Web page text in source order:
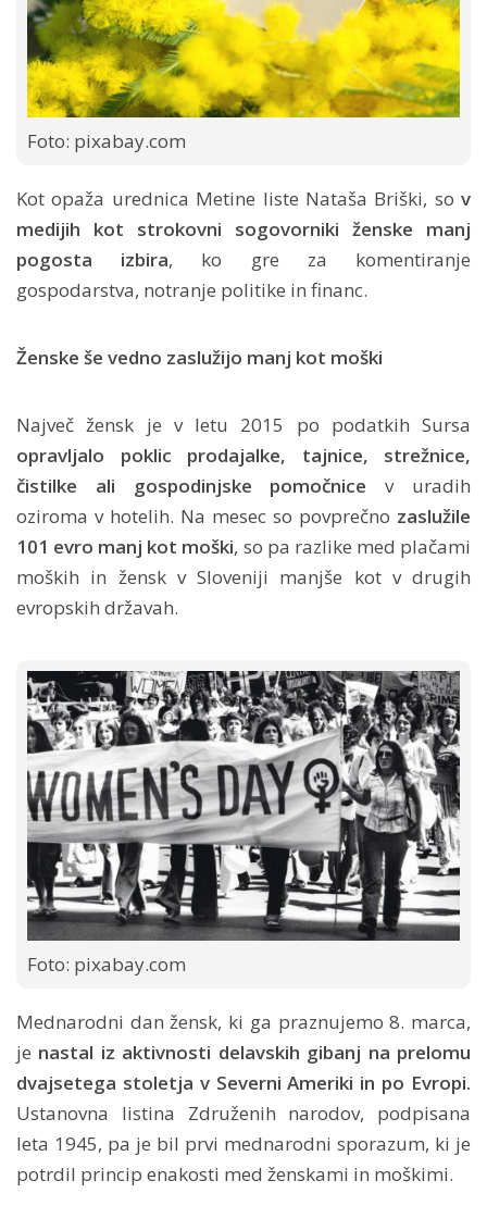
Foto: pixabay.com
Kot opaža urednica Metine liste Nataša Briški, so v
medijih kot strokovni sogovorniki ženske manj
pogosta izbira, ko gre za komentiranje
gospodarstva, notranje politike in financ.
Ženske še vedno zaslužijo manj kot moški
Največ žensk je v letu 2015 po podatkih Sursa
opravljalo poklic prodajalke, tajnice, strežnice,
čistilke ali gospodinjske pomočnice v uradih
oziroma v hotelih. Na mesec so povprečno zaslužile
101 evro manj kot moški, so pa razlike med plačami
moških in žensk v Sloveniji manjše kot v drugih
evropskih državah.
Foto: pixabay.com
Mednarodni dan žensk, ki ga praznujemo 8. marca,
je nastal iz aktivnosti delavskih gibanj na prelomu
dvajsetega stoletja v Severni Ameriki in po Evropi.
Ustanovna listina Združenih narodov, podpisana
leta 1945, pa je bil prvi mednarodni sporazum, ki je
potrdil princip enakosti med ženskami in moškimi.